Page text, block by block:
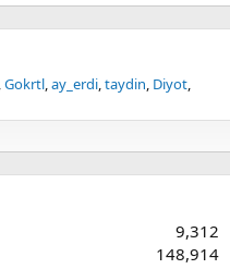
Gokrtl ay_erdi taydin Diyot
9,312
148,914